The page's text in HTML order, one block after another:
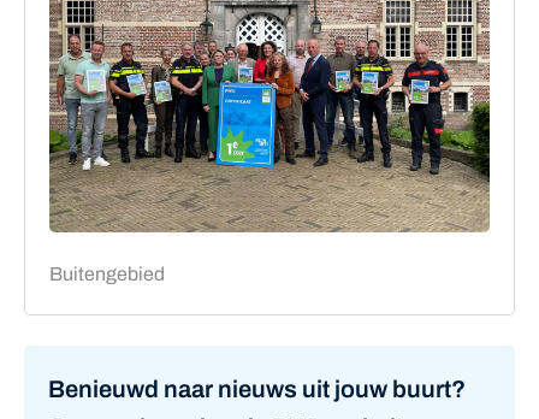
Buitengebied
Benieuwd naar nieuws uit jouw buurt?